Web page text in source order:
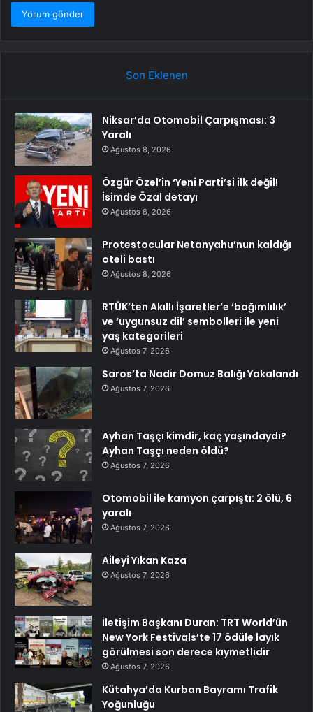
Son Eklenen
Niksar’da Otomobil Çarpışması: 3
Yaralı
Ağustos 8, 2026
Özgür Özel’in ‘Yeni Parti’si ilk değil!
İsimde Özal detayı
Ağustos 8, 2026
Protestocular Netanyahu’nun kaldığı
oteli bastı
Ağustos 8, 2026
RTÜK’ten Akıllı İşaretler’e ‘bağımlılık’
ve ‘uygunsuz dil’ sembolleri ile yeni
yaş kategorileri
Ağustos 7, 2026
Saros’ta Nadir Domuz Balığı Yakalandı
Ağustos 7, 2026
Ayhan Taşçı kimdir, kaç yaşındaydı?
Ayhan Taşçı neden öldü?
Ağustos 7, 2026
Otomobil ile kamyon çarpıştı: 2 ölü, 6
yaralı
Ağustos 7, 2026
Aileyi Yıkan Kaza
Ağustos 7, 2026
İletişim Başkanı Duran: TRT World’ün
New York Festivals’te 17 ödüle layık
görülmesi son derece kıymetlidir
Ağustos 7, 2026
Kütahya’da Kurban Bayramı Trafik
Yoğunluğu